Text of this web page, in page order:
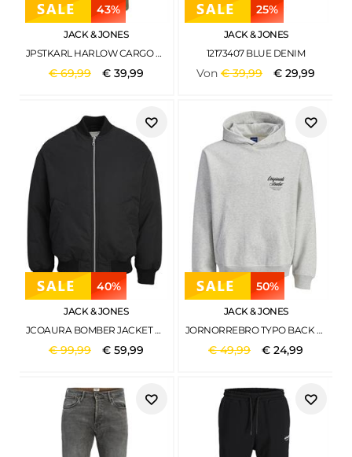
43%
JACK & JONES
JPSTKARL HARLOW CARGO NOOS DUSTY OLIVE
€69,99 € 39,99
25%
JACK & JONES
12173407 BLUE DENIM
Von€39,99 €29,99
40%
JACK & JONES
JCOAURA BOMBER JACKET BLACK
€99,99 € 59,99
50%
JACK & JONES
JORNORREBRO TYPO BACK SWEAT HOOD SN WHITE MELANGE
€49,99 €24,99